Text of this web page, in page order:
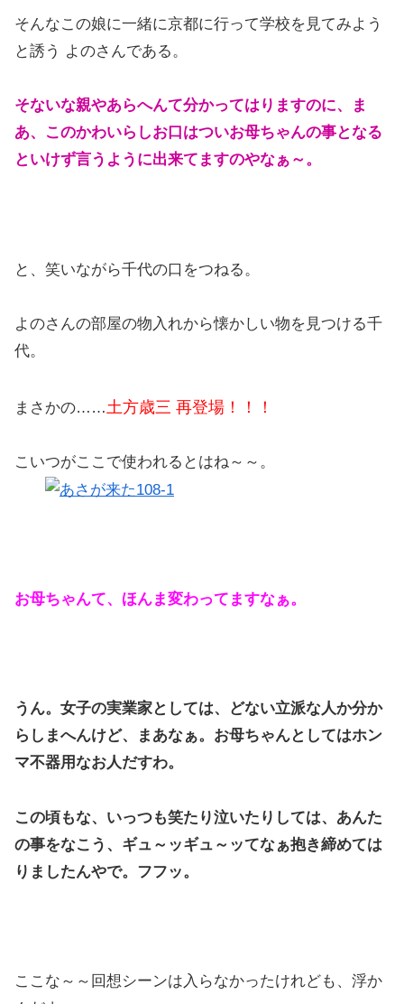
そんなこの娘に一緒に京都に行って学校を見てみよう
と誘う よのさんである。
そないな親やあらへんて分かってはりますのに、ま
あ、このかわいらしお口はついお母ちゃんの事となる
といけず言うように出来てますのやなぁ～。
と、笑いながら千代の口をつねる。
よのさんの部屋の物入れから懐かしい物を見つける千
代。
まさかの…… 土方歳三 再登場！！！
こいつがここで使われるとはね～～。
お母ちゃんて、ほんま変わってますなぁ。
うん。女子の実業家としては、どない立派な人か分か
らしまへんけど、まあなぁ。お母ちゃんとしてはホン
マ不器用なお人だすわ。
この頃もな、いっつも笑たり泣いたりしては、あんた
の事をなこう、ギュ～ッギュ～ッてなぁ抱き締めては
りましたんやで。フフッ。
ここな～～回想シーンは入らなかったけれども、浮か